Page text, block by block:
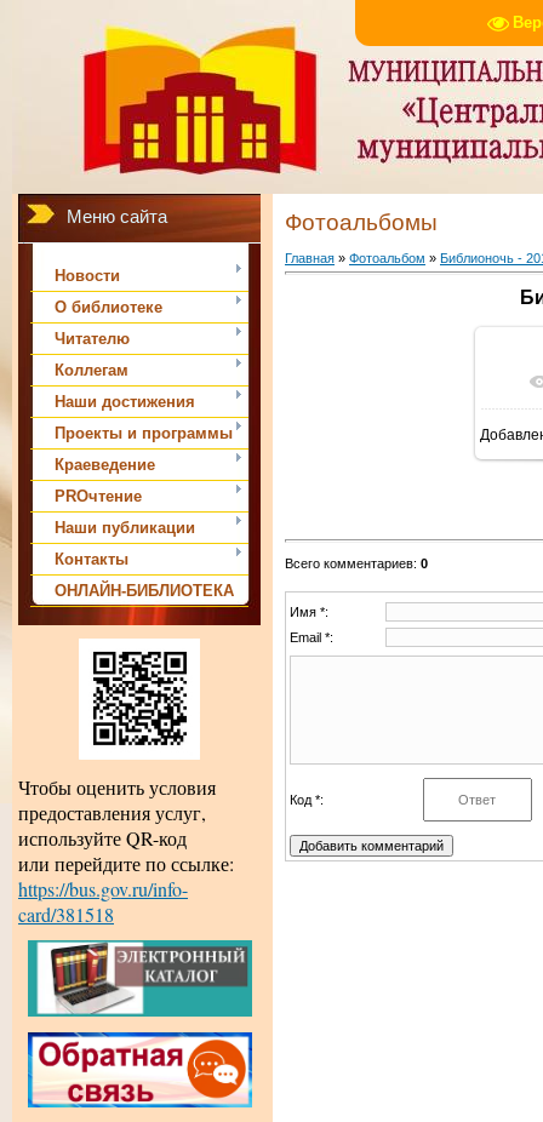
Меню сайта
Новости
О библиотеке
Читателю
Коллегам
Наши достижения
Проекты и программы
Краеведение
PROчтение
Наши публикации
Контакты
ОНЛАЙН-БИБЛИОТЕКА
Чтобы оценить условия
предоставления услуг,
используйте QR-код
или перейдите по ссылке:
https://bus.gov.ru/info-
card/381518
Фотоальбомы
Главная » Фотоальбом » Библионочь -
В
Всего комментариев: 0
Имя *:
Email *:
Код *: